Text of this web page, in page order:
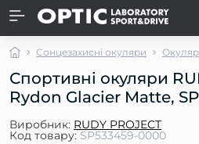
Сонцезахисні окуляри
Спортивні окуляри
Rydon Glacier Matte,
Виробник: RUDY PROJECT
Код товару: SP533459-0000